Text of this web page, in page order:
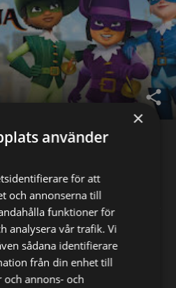
share
de är starka! Musketörerna
skumma planer!
×
använder
för att
och annonserna till
funktioner för
analysera vår trafik. Vi
sådana identifierare
från din enhet till
och annons- och